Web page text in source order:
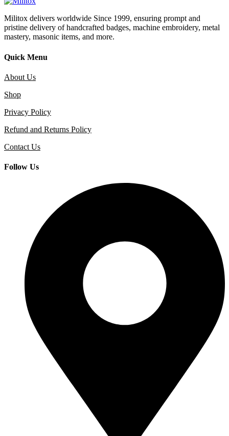
Militox delivers worldwide Since 1999, ensuring prompt and
pristine delivery of handcrafted badges, machine embroidery, metal
mastery, masonic items, and more.
Quick Menu
About Us
Shop
Privacy Policy
Refund and Returns Policy
Contact Us
Follow Us